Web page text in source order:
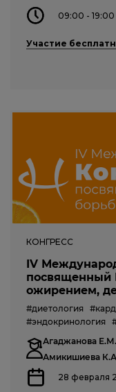
09:00 - 19:00
Участие
КОНГРЕСС
IV
посвященный
ожирением,
#диетология
#эндокринология
Агаджанова
Амикишиева
28 февраля